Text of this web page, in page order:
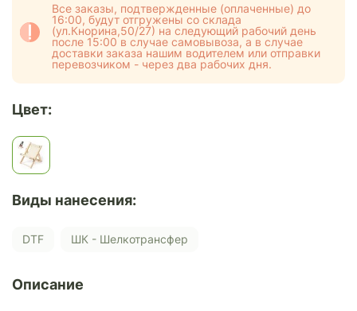
Все заказы, подтвержденные (оплаченные) до
16:00, будут отгружены со склада
(ул.Кнорина,50/27) на следующий рабочий день
после 15:00 в случае самовывоза, а в случае
доставки заказа нашим водителем или отправки
перевозчиком - через два рабочих дня.
Цвет:
Виды нанесения:
DTF ШК - Шелкотрансфер
Описание